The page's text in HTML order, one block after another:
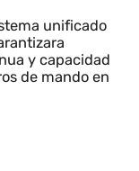
unificado